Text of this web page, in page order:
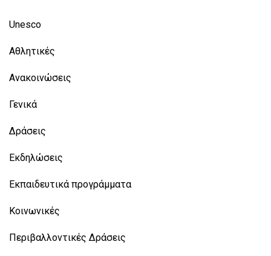
Unesco
Αθλητικές
Ανακοινώσεις
Γενικά
Δράσεις
Εκδηλώσεις
Εκπαιδευτικά προγράμματα
Κοινωνικές
Περιβαλλοντικές Δράσεις